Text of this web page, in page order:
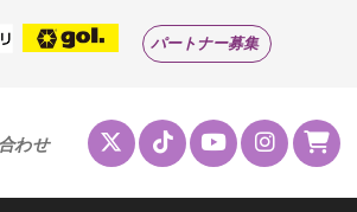
パートナー募集
わせ